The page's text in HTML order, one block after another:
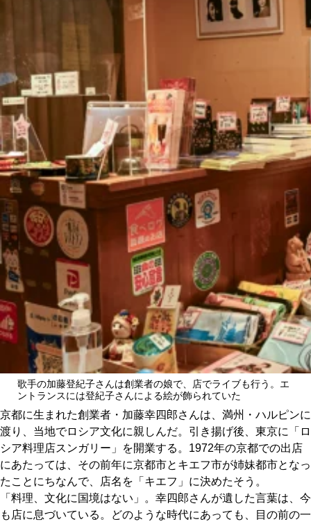
歌手の加藤登紀子さんは創業者の娘で、店でライブも行う。エ
ントランスには登紀子さんによる絵が飾られていた
京都に生まれた創業者・加藤幸四郎さんは、満州・ハルピンに
渡り、当地でロシア文化に親しんだ。引き揚げ後、東京に「ロ
シア料理店スンガリー」を開業する。1972年の京都での出店
にあたっては、その前年に京都市とキエフ市が姉妹都市となっ
たことにちなんで、店名を「キエフ」に決めたそう。
「料理、文化に国境はない」。幸四郎さんが遺した言葉は、今
も店に息づいている。どのような時代にあっても、目の前の一